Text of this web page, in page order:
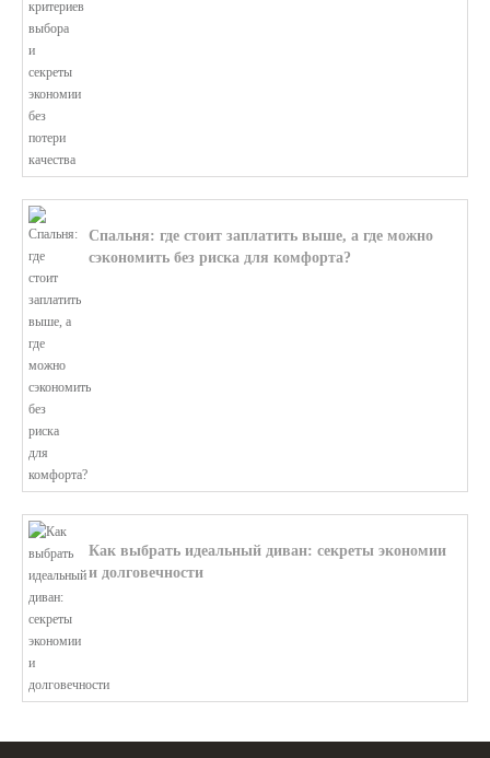
Спальня: где стоит заплатить выше, а где можно
сэкономить без риска для комфорта?
Как выбрать идеальный диван: секреты экономии
и долговечности